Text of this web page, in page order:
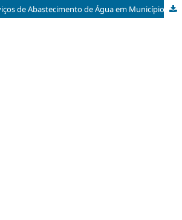
Eficiência dos Serviços de Abastecimento de Água em Municípios Catarinenses de Pequeno Porte: Caminhos para a Efetivação do ODS-6